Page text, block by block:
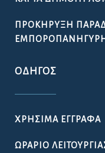
ΠΡΟΚΉΡΥΞΗ
ΟΔΗΓΌΣ
ΧΡΉΣΙΜΑ ΈΓΓΡΑΦΑ
ΩΡΆΡΙΟ